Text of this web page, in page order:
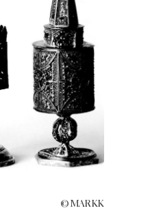
© MARKK